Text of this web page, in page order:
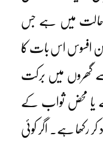
حالت میں ہے جس
افسوس اس بات کا
گھروں میں برکت
ہے یا محض ثواب کے
رکھا ہے۔ اگر کوئی